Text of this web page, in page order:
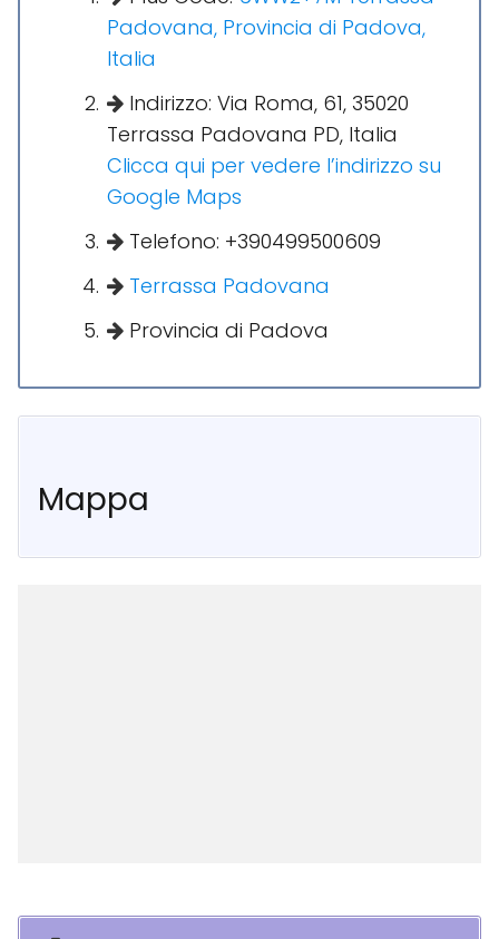
Padovana, Provincia di Padova,
Italia
Indirizzo: Via Roma, 61, 35020
Terrassa Padovana PD, Italia
Clicca qui per vedere l’indirizzo su
Google Maps
Telefono: +390499500609
Terrassa Padovana
Provincia di Padova
Mappa